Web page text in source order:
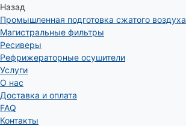
Назад
Промышленная подготовка сжатого воздуха
Магистральные фильтры
Ресиверы
Рефрижераторные осушители
Услуги
О нас
Доставка и оплата
FAQ
Контакты